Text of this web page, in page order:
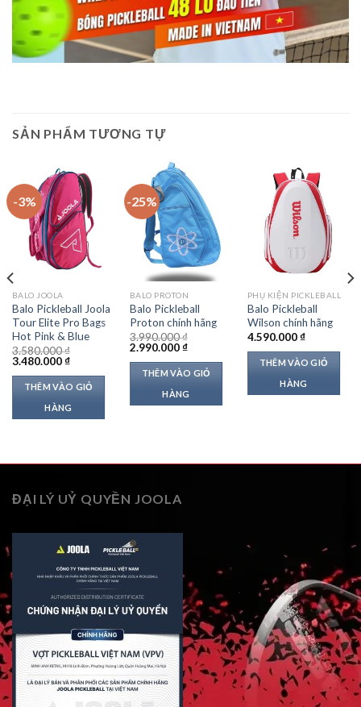
SẢN PHẨM TƯƠNG TỰ
-3%
BALO JOOLA
Balo Pickleball Joola
Tour Elite Pro Bags
Hot Pink & Blue
3.580.000₫
Giá
3.580.000 ₫.
3.480.000₫Giá
tại
là:
3.480.000 ₫.
THÊM VÀO GIỎ
HÀNG
-25%
BALO PROTON
Balo Pickleball
Proton chính hãng
3.990.000₫
Giá
3.990.000 ₫.
2.990.000₫Giá
tại
là:
2.990.000 ₫.
THÊM VÀO GIỎ
HÀNG
PHỤ KIỆN PICKLEBALL
Balo Pickleball
Wilson chính hãng
4.590.000₫
THÊM VÀO GIỎ
HÀNG
ĐẠI LÝ UỶ QUYỀN JOOLA